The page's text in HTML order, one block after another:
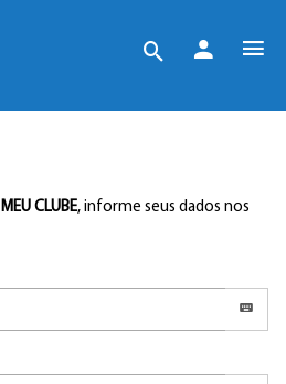
MEU CLUBE, informe seus dados nos